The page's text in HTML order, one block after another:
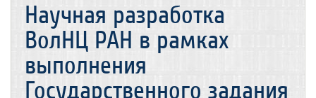
Научная разработка
ВолНЦ РАН в рамках
выполнения
Государственного задания